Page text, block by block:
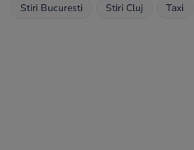
Stiri Bucuresti Stiri Cluj Taxi